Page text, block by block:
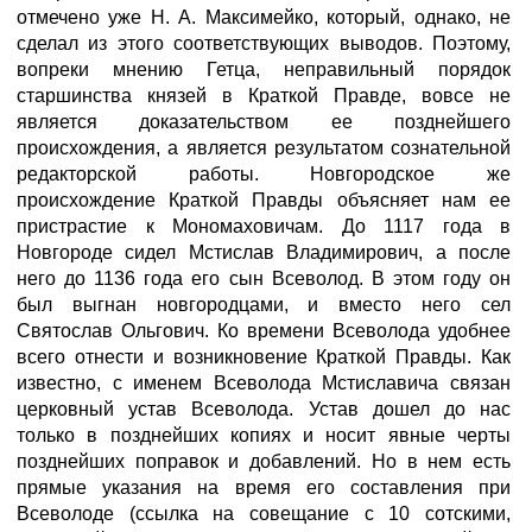
отмечено уже Н. А. Максимейко, который, однако, не
сделал из этого соответствующих выводов. Поэтому,
вопреки мнению Гетца, неправильный порядок
старшинства князей в Краткой Правде, вовсе не
является доказательством ее позднейшего
происхождения, а является результатом сознательной
редакторской работы. Новгородское же
происхождение Краткой Правды объясняет нам ее
пристрастие к Мономаховичам. До 1117 года в
Новгороде сидел Мстислав Владимирович, а после
него до 1136 года его сын Всеволод. В этом году он
был выгнан новгородцами, и вместо него сел
Святослав Ольгович. Ко времени Всеволода удобнее
всего отнести и возникновение Краткой Правды. Как
известно, с именем Всеволода Мстиславича связан
церковный устав Всеволода. Устав дошел до нас
только в позднейших копиях и носит явные черты
позднейших поправок и добавлений. Но в нем есть
прямые указания на время его составления при
Всеволоде (ссылка на совещание с 10 сотскими,